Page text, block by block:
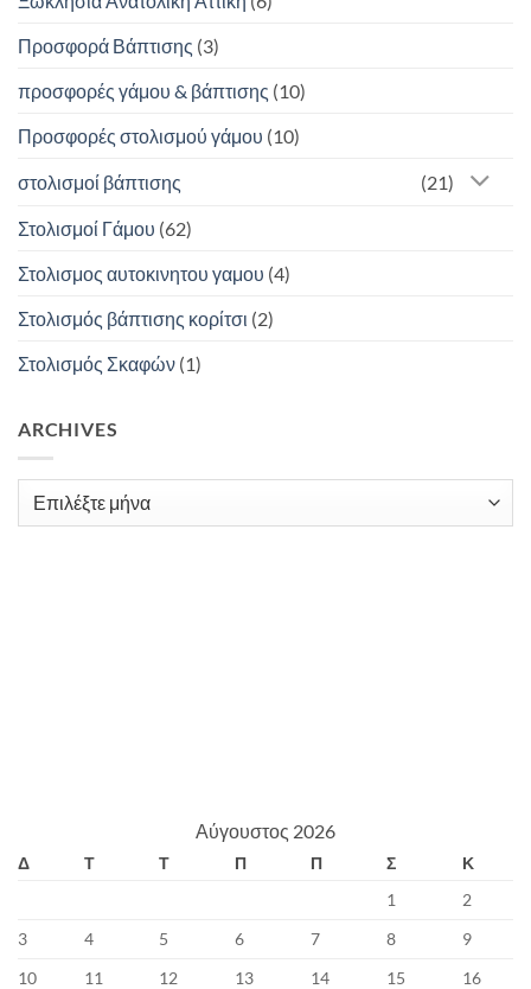
Προσφορά Βάπτισης (3)
προσφορές γάμου & βάπτισης (10)
Προσφορές στολισμού γάμου (10)
στολισμοί βάπτισης (21)
Στολισμοί Γάμου (62)
Στολισμος αυτοκινητου γαμου (4)
Στολισμός βάπτισης κορίτσι (2)
Στολισμός Σκαφών (1)
ARCHIVES
Archives
Αύγουστος 2026
Δ Τ Τ Π Π Σ
Κ
1
2
3
4 5 6 7 8
9
10
11 12 13 14 15
16